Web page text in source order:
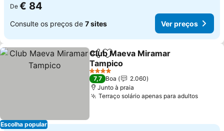
De € 84
Consulte os preços de 7 sites Ver preços
Escolha popular
PartilharAdicionar aos favoritos
Club Maeva Miramar
Tampico
Ver preços
4 Estrelas
7,7 Boa
2.060
Junto à praia
Terraço solário apenas para adultosVer